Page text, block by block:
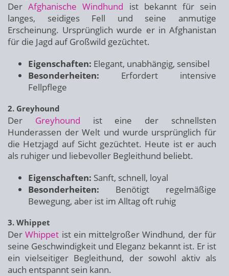
DerAfghanische Windhund ist bekannt für sein
langes, seidiges Fell und seine anmutige
Erscheinung. Ursprünglich wurde er in Afghanistan
für die Jagd auf Großwild gezüchtet.
Eigenschaften: Elegant, unabhängig, sensibel
Besonderheiten: Erfordert intensive
Fellpflege
2. Greyhound
Der Greyhound ist eine der schnellsten
Hunderassen der Welt und wurde ursprünglich für
die Hetzjagd auf Sicht gezüchtet. Heute ist er auch
als ruhiger und liebevoller Begleithund beliebt.
Eigenschaften: Sanft, schnell, loyal
Besonderheiten: Benötigt regelmäßige
Bewegung, aber ist im Alltag oft ruhig
3. Whippet
DerWhippet ist ein mittelgroßer Windhund, der für
seine Geschwindigkeit und Eleganz bekannt ist. Er ist
ein vielseitiger Begleithund, der sowohl aktiv als
auch entspannt sein kann.